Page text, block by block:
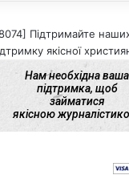
Підтримайте
якісної